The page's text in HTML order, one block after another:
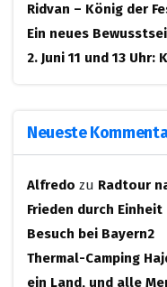
Ridvan – König der
Ein neues
2. Juni 11 und 13
Neueste
Alfredo zu Radtour
Frieden durch
Besuch bei Bayern2
Thermal-Camping
ein Land, und alle